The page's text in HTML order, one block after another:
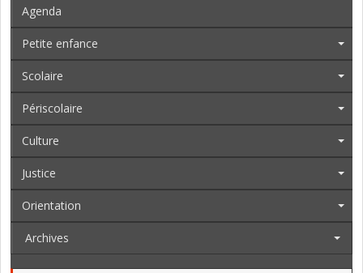
Agenda
Petite enfance
Scolaire
Périscolaire
Culture
Justice
Orientation
Archives